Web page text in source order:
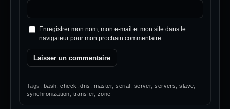
Enregistrer mon nom, mon e-mail et mon site dans le
navigateur pour mon prochain commentaire.
Tags: bash ,check ,dns master,serial server,servers ,slave
synchronization
transfer, zone